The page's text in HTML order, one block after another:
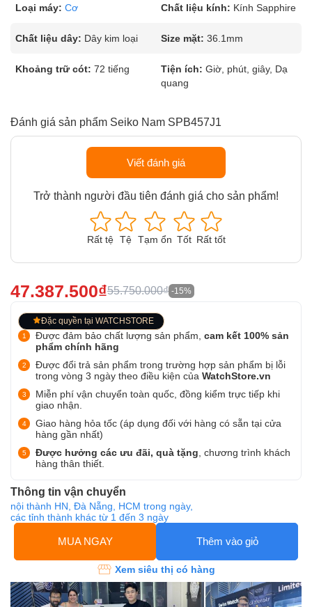
Loại máy: Cơ Chất liệu kính: Kính Sapphire
Chất liệu dây: Dây kim loại Size mặt: 36.1mm
Khoảng trữ cót: 72 tiếng Tiện ích: Giờ, phút, giây, Dạ
quang
Đánh giá sản phẩm Seiko Nam SPB457J1
Viết đánh giá
Trở thành người đầu tiên đánh giá cho sản phẩm!
Rất tệ Tệ Tạm ổn Tốt Rất tốt
47.387.500₫55.750.000₫ -15%
Đặc quyền tại WATCHSTORE
Được đảm bảo chất lượng sản phẩm, cam kết 100% sản
phẩm chính hãng
Được đổi trả sản phẩm trong trường hợp sản phẩm bị lỗi
trong vòng 3 ngày theo điều kiện của WatchStore.vn
Miễn phí vận chuyển toàn quốc, đồng kiểm trực tiếp khi
giao nhận.
Giao hàng hỏa tốc (áp dụng đối với hàng có sẵn tại cửa
hàng gần nhất)
Được hưởng các ưu đãi, quà tặng , chương trình khách
hàng thân thiết.
Thông tin vận chuyển
nội thành HN, Đà Nẵng, HCM trong ngày,
các tỉnh thành khác từ 1 đến 3 ngày
MUA NGAY Thêm vào giỏ
Xem siêu thị có hàng